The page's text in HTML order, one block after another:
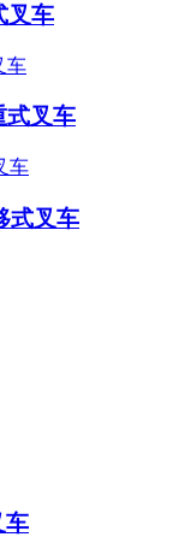
叉车
式叉车
式叉车
车